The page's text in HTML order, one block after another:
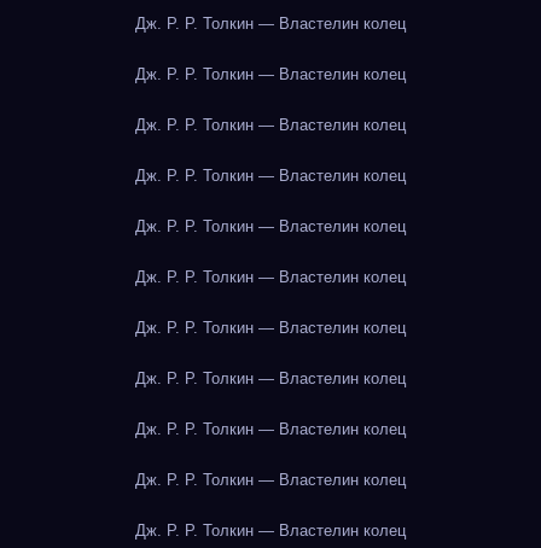
Дж. Р. Р. Толкин — Властелин колец
Дж. Р. Р. Толкин — Властелин колец
Дж. Р. Р. Толкин — Властелин колец
Дж. Р. Р. Толкин — Властелин колец
Дж. Р. Р. Толкин — Властелин колец
Дж. Р. Р. Толкин — Властелин колец
Дж. Р. Р. Толкин — Властелин колец
Дж. Р. Р. Толкин — Властелин колец
Дж. Р. Р. Толкин — Властелин колец
Дж. Р. Р. Толкин — Властелин колец
Дж. Р. Р. Толкин — Властелин колец